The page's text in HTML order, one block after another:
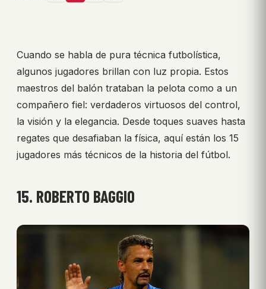
Cuando se habla de pura técnica futbolística,
algunos jugadores brillan con luz propia. Estos
maestros del balón trataban la pelota como a un
compañero fiel: verdaderos virtuosos del control,
la visión y la elegancia. Desde toques suaves hasta
regates que desafiaban la física, aquí están los 15
jugadores más técnicos de la historia del fútbol.
15. ROBERTO BAGGIO